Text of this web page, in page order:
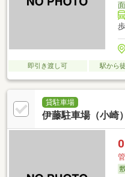
即引き渡し可 駅から
貸駐車場
伊藤駐車場（小崎）